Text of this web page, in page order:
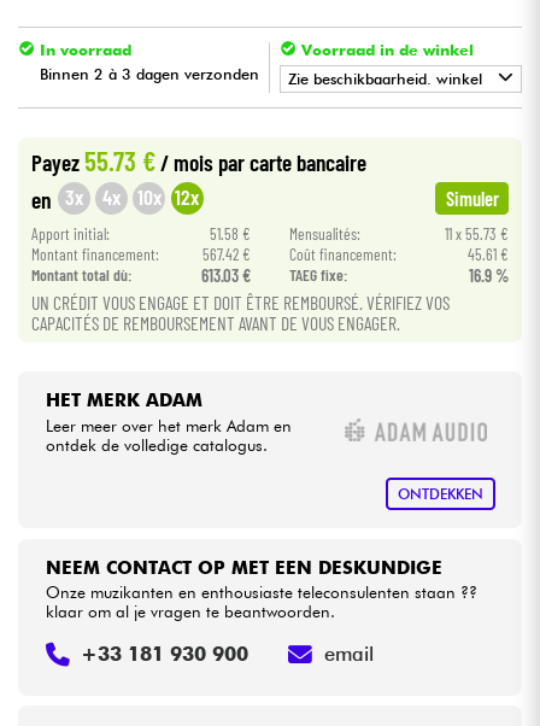
Viool & Quatuor
Kinderen
Kabels & toebehoren
HiFi
Sets
In voorraad
Binnen 2 à 3 dagen verzonden
Voorraad in de winkel
Zie beschikbaarheid. winkel
• BRUXELLES
Star'SMusic
• Music
•
Payez55.73 € / mois par carte bancaire
en 3x 4x 10x 12x Simuler
Apport initial: 51.58 € Mensualités:
11 x 55.73 €
Montant financement:
567.42 € Coût financement:
45.61 €
Montant total dù:
613.03 € TAEG fixe: 16.9 %
UN CRÉDIT VOUS ENGAGE ET DOIT ÊTRE REMBOURSÉ. VÉRIFIEZ VOS
CAPACITÉS DE REMBOURSEMENT AVANT DE VOUS ENGAGER.
HET MERK ADAM
Leer meer over het merk Adam en
ontdek de volledige catalogus.
ONTDEKKEN
NEEM CONTACT OP MET EEN DESKUNDIGE
Onze muzikanten en enthousiaste teleconsulenten staan ??
klaar om al je vragen te beantwoorden.
+33 181 930 900 email